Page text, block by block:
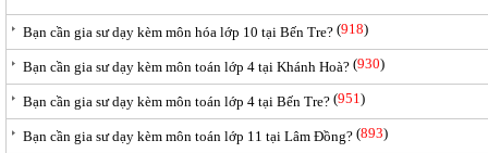
Bạn cần gia sư dạy kèm môn hóa lớp 10 tại Bến Tre? (918)
Bạn cần gia sư dạy kèm môn toán lớp 4 tại Khánh Hoà? (930)
Bạn cần gia sư dạy kèm môn toán lớp 4 tại Bến Tre? (951)
Bạn cần gia sư dạy kèm môn toán lớp 11 tại Lâm Đồng? (893)